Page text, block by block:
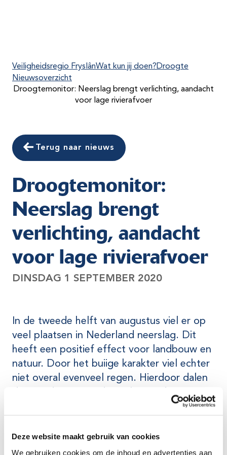
Deze website maakt gebruik van cookies
We gebruiken cookies om de inhoud en advertenties aan
Veiligheidsregio FryslânWat kun jij doen?Droogte
Nieuwsoverzicht
Droogtemonitor: Neerslag brengt verlichting, aandacht
voor lage rivierafvoer
Terug naar nieuws
Droogtemonitor:
Neerslag brengt
verlichting, aandacht
voor lage rivierafvoer
DINSDAG 1 SEPTEMBER 2020
In de tweede helft van augustus viel er op
veel plaatsen in Nederland neerslag. Dit
heeft een positief effect voor landbouw en
natuur. Door het buiige karakter viel echter
niet overal evenveel regen. Hierdoor dalen
de grondwaterstanden in het zuiden en
1000 m3/s. Een dergelijke waterstand is laag voor de